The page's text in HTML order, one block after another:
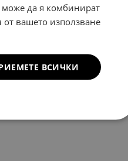
може да я комбинират
от вашето използване
ВСИЧКИ